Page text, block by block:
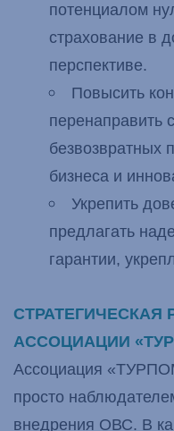
потенциалом
страхование в
перспективе.
Повысить
перенаправить
безвозвратных
бизнеса и
Укрепить
предлагать
гарантии,
СТРАТЕГИЧЕСКАЯ
АССОЦИАЦИИ
Ассоциация
просто
внедрения ОВС. В